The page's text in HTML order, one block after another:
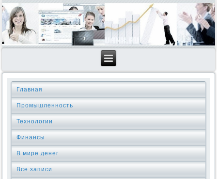
Главная
Промышленность
Технологии
Финансы
В мире денег
Все записи